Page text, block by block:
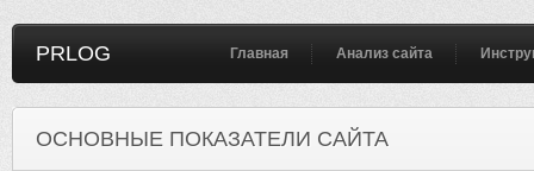
PRLOG Главная Анализ сайта
ОСНОВНЫЕ ПОКАЗАТЕЛИ САЙТА